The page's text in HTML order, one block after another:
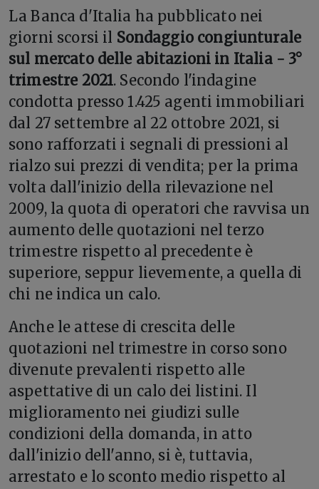
La Banca d'Italia ha pubblicato nei
giorni scorsi il Sondaggio congiunturale
sul mercato delle abitazioni in Italia - 3°
trimestre 2021. Secondo l'indagine
condotta presso 1.425 agenti immobiliari
dal 27 settembre al 22 ottobre 2021, si
sono rafforzati i segnali di pressioni al
rialzo sui prezzi di vendita; per la prima
volta dall'inizio della rilevazione nel
2009, la quota di operatori che ravvisa un
aumento delle quotazioni nel terzo
trimestre rispetto al precedente è
superiore, seppur lievemente, a quella di
chi ne indica un calo.
Anche le attese di crescita delle
quotazioni nel trimestre in corso sono
divenute prevalenti rispetto alle
aspettative di un calo dei listini. Il
miglioramento nei giudizi sulle
condizioni della domanda, in atto
dall'inizio dell'anno, si è, tuttavia,
arrestato e lo sconto medio rispetto al